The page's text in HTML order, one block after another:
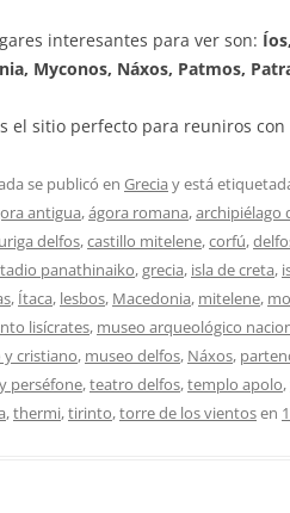
interesantes para ver son:
Myconos, Náxos, Patmos,
el sitio perfecto para reuniros
se publicó en Grecia y está
antigua,ágora romana,archipiélago
delfos,castillo mitelene,corfú,
panathinaiko,grecia, isla de creta,
, Ítaca, lesbos, Macedonia, mitelene,
lisícrates, museo arqueológico
cristiano, museo delfos, Náxos,
perséfone,teatro delfos,templo apolo,
,thermi,tirinto,torre de los vientosen